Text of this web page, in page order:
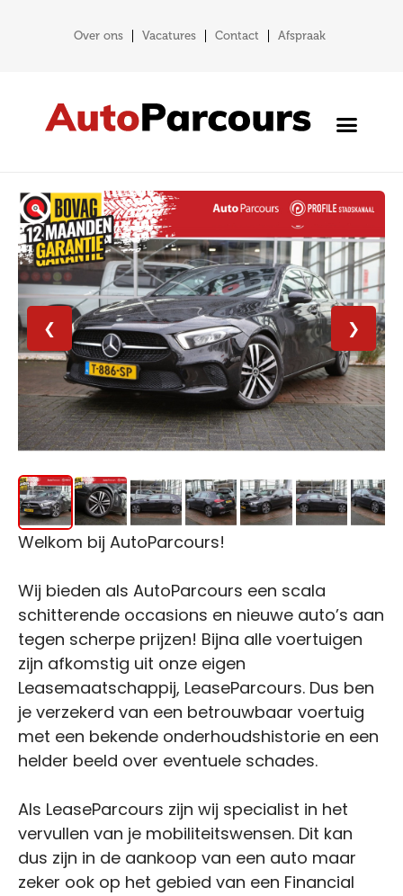
Over ons Vacatures Contact Afspraak
❮ ❯
Welkom bij AutoParcours!
Wij bieden als AutoParcours een scala
schitterende occasions en nieuwe auto’s aan
tegen scherpe prijzen! Bijna alle voertuigen
zijn afkomstig uit onze eigen
Leasemaatschappij, LeaseParcours. Dus ben
je verzekerd van een betrouwbaar voertuig
met een bekende onderhoudshistorie en een
helder beeld over eventuele schades.
Als LeaseParcours zijn wij specialist in het
vervullen van je mobiliteitswensen. Dit kan
dus zijn in de aankoop van een auto maar
zeker ook op het gebied van een Financial